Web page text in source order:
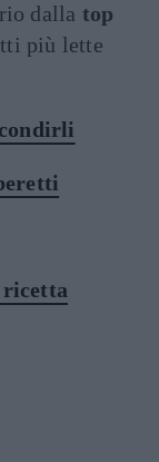
dalla top
più lette
ricetta